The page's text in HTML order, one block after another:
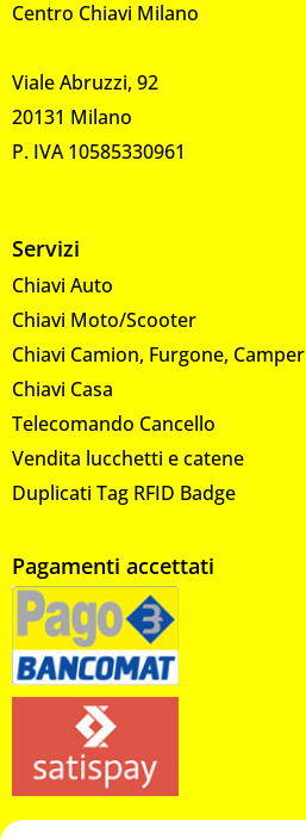
Centro Chiavi Milano
Viale Abruzzi, 92
20131 Milano
P. IVA 10585330961
Servizi
Chiavi Auto
Chiavi Moto/Scooter
Chiavi Camion, Furgone, Camper
Chiavi Casa
Telecomando Cancello
Vendita lucchetti e catene
Duplicati Tag RFID Badge
Pagamenti accettati